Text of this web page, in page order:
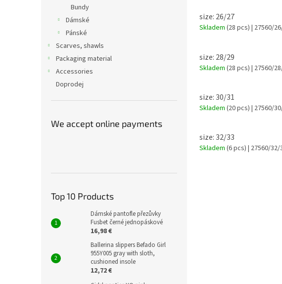
Bundy
Dámské
Pánské
Scarves, shawls
Packaging material
Accessories
Doprodej
We accept online payments
Top 10 Products
Dámské pantofle přezůvky
Fusbet černé jednopáskové
16,98 €
Ballerina slippers Befado Girl
955Y005 gray with sloth,
cushioned insole
12,72 €
size: 26/27
Skladem (28 pcs) | 27560/
size: 28/29
Skladem (28 pcs) | 27560/
size: 30/31
Skladem (20 pcs) | 27560/
size: 32/33
Skladem (6 pcs) | 27560/32/